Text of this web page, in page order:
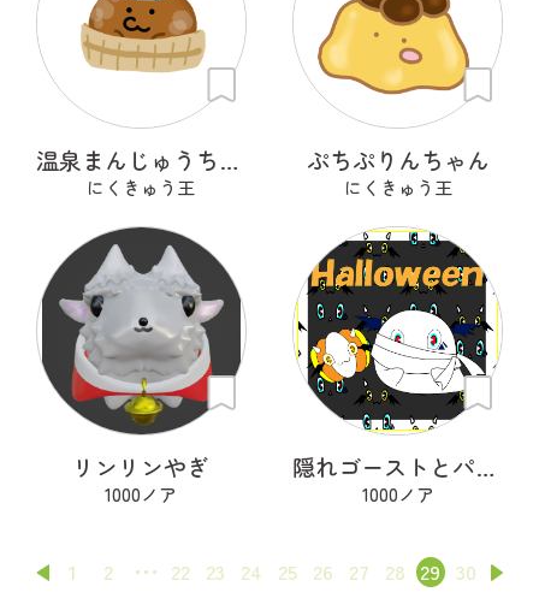
温泉まんじゅうちゃん
にくきゅう王
ぷちぷりんちゃん
にくきゅう王
リンリンやぎ
1000ノア
隠れゴーストとパタカボチャ
1000ノア
1 2 22 23 24 25 26 27 28 29 30